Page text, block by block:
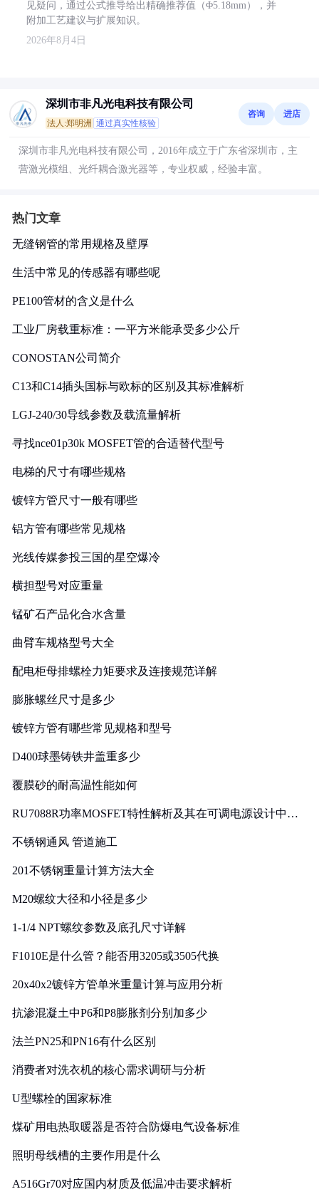
见疑问，通过公式推导给出精确推荐值（Φ5.18mm），并
附加工艺建议与扩展知识。
2026年8月4日
深圳市非凡光电科技有限公司
法人:郑明洲 通过真实性核验
咨询 进店
深圳市非凡光电科技有限公司，2016年成立于广东省深圳市，主
营激光模组、光纤耦合激光器等，专业权威，经验丰富。
热门文章
无缝钢管的常用规格及壁厚
生活中常见的传感器有哪些呢
PE100管材的含义是什么
工业厂房载重标准：一平方米能承受多少公斤
CONOSTAN公司简介
C13和C14插头国标与欧标的区别及其标准解析
LGJ-240/30导线参数及载流量解析
寻找nce01p30k MOSFET管的合适替代型号
电梯的尺寸有哪些规格
镀锌方管尺寸一般有哪些
铝方管有哪些常见规格
光线传媒参投三国的星空爆冷
横担型号对应重量
锰矿石产品化合水含量
曲臂车规格型号大全
配电柜母排螺栓力矩要求及连接规范详解
膨胀螺丝尺寸是多少
镀锌方管有哪些常见规格和型号
D400球墨铸铁井盖重多少
覆膜砂的耐高温性能如何
RU7088R功率MOSFET特性解析及其在可调电源设计中的
不锈钢通风 管道施工
201不锈钢重量计算方法大全
M20螺纹大径和小径是多少
1-1/4 NPT螺纹参数及底孔尺寸详解
F1010E是什么管？能否用3205或3505代换
20x40x2镀锌方管单米重量计算与应用分析
抗渗混凝土中P6和P8膨胀剂分别加多少
法兰PN25和PN16有什么区别
消费者对洗衣机的核心需求调研与分析
U型螺栓的国家标准
煤矿用电热取暖器是否符合防爆电气设备标准
照明母线槽的主要作用是什么
A516Gr70对应国内材质及低温冲击要求解析